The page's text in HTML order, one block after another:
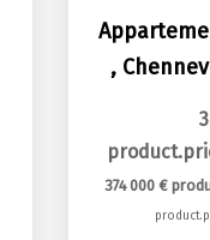
,
374 000 €